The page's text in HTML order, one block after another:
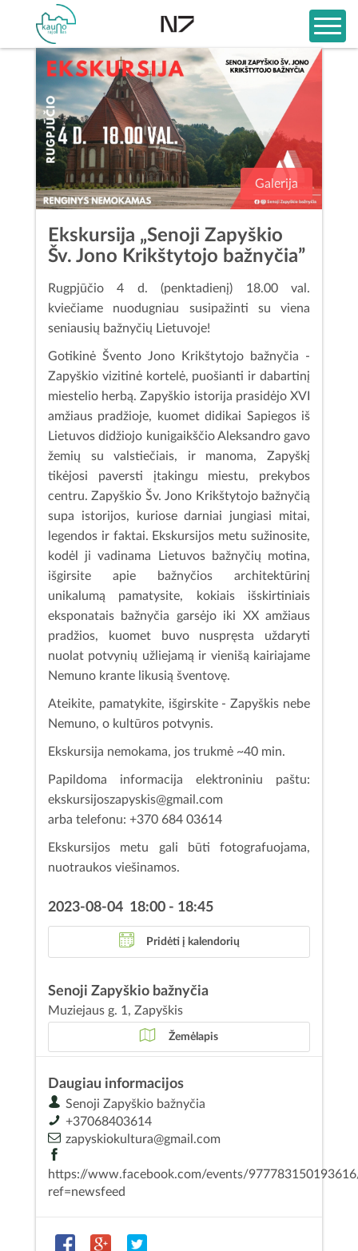
Galerija
Ekskursija „Senoji Zapyškio
Šv. Jono Krikštytojo bažnyčia”
Rugpjūčio 4 d. (penktadienį) 18.00 val.
kviečiame nuodugniau susipažinti su viena
seniausių bažnyčių Lietuvoje!
Gotikinė Švento Jono Krikštytojo bažnyčia -
Zapyškio vizitinė kortelė, puošianti ir dabartinį
miestelio herbą. Zapyškio istorija prasidėjo XVI
amžiaus pradžioje, kuomet didikai Sapiegos iš
Lietuvos didžiojo kunigaikščio Aleksandro gavo
žemių su valstiečiais, ir manoma, Zapyškį
tikėjosi paversti įtakingu miestu, prekybos
centru. Zapyškio Šv. Jono Krikštytojo bažnyčią
supa istorijos, kuriose darniai jungiasi mitai,
legendos ir faktai. Ekskursijos metu sužinosite,
kodėl ji vadinama Lietuvos bažnyčių motina,
išgirsite apie bažnyčios architektūrinį
unikalumą pamatysite, kokiais išskirtiniais
eksponatais bažnyčia garsėjo iki XX amžiaus
pradžios, kuomet buvo nuspręsta uždaryti
nuolat potvynių užliejamą ir vienišą kairiajame
Nemuno krante likusią šventovę.
Ateikite, pamatykite, išgirskite - Zapyškis nebe
Nemuno, o kultūros potvynis.
Ekskursija nemokama, jos trukmė ~40 min.
Papildoma informacija elektroniniu paštu:
ekskursijoszapyskis@gmail.com
arba telefonu: +370 684 03614
Ekskursijos metu gali būti fotografuojama,
nuotraukos viešinamos.
2023-08-04 18:00 - 18:45
Pridėti į kalendorių
Senoji Zapyškio bažnyčia
Muziejaus g. 1, Zapyškis
Žemėlapis
Daugiau informacijos
Senoji Zapyškio bažnyčia
+37068403614
zapyskiokultura@gmail.com
https://www.facebook.com/events/
ref=newsfeed